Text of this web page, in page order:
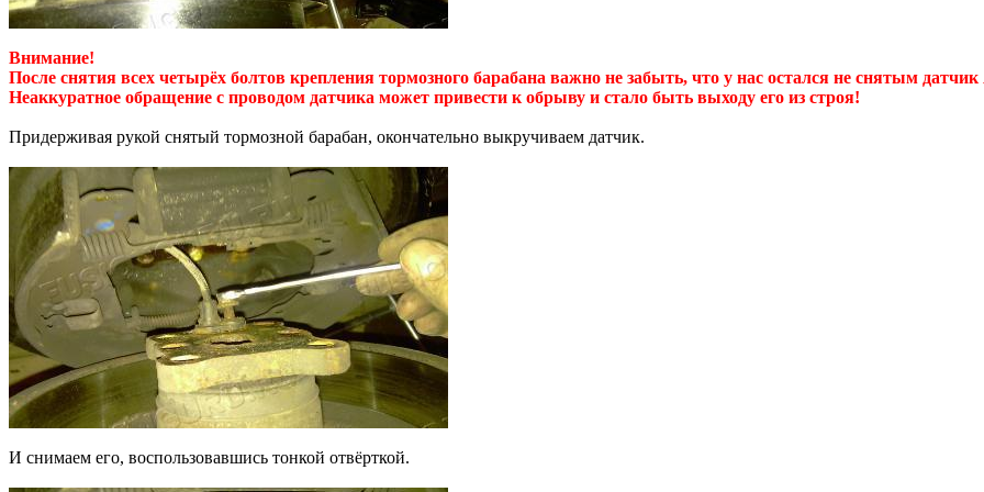
Внимание!
После снятия всех четырёх болтов крепления тормозного барабана важно не забыть, что у нас остался не снятым датчик
Неаккуратное обращение с проводом датчика может привести к обрыву и стало быть выходу его из строя!
Придерживая рукой снятый тормозной барабан, окончательно выкручиваем датчик.
И снимаем его, воспользовавшись тонкой отвёрткой.